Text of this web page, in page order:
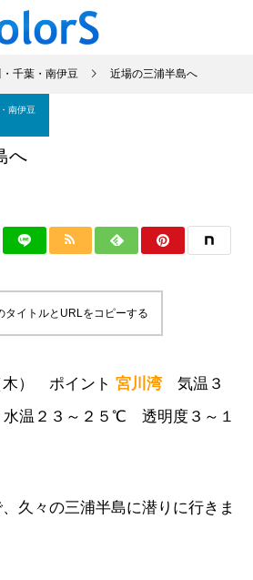
千葉・南伊豆 近場の三浦半島へ
南伊豆
へ
タイトルとURLをコピーする
木） ポイント 宮川湾
気温３
温２３～２５℃ 透明度３～１
久々の三浦半島に潜りに行きま